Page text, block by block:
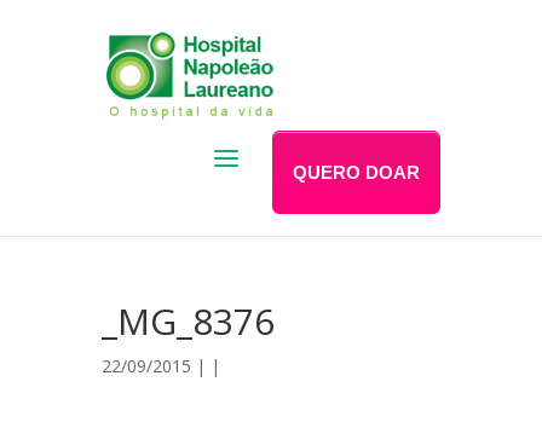
QUERO DOAR
_MG_8376
22/09/2015 | |